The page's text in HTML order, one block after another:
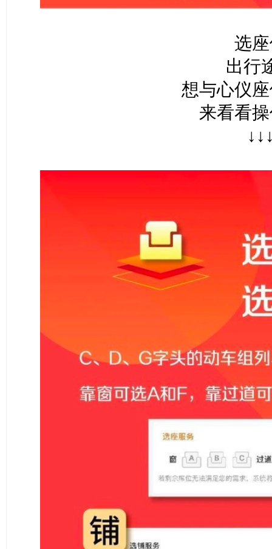
选
出行
想与心仪
来看看